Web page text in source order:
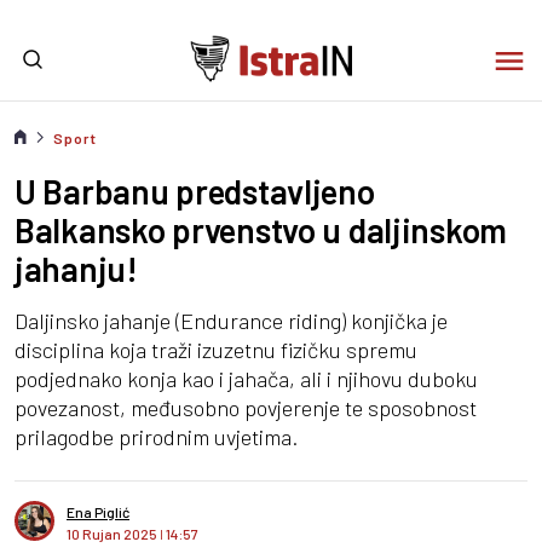
Sport
U Barbanu predstavljeno
Balkansko prvenstvo u daljinskom
jahanju!
Daljinsko jahanje (Endurance riding) konjička je
disciplina koja traži izuzetnu fizičku spremu
podjednako konja kao i jahača, ali i njihovu duboku
povezanost, međusobno povjerenje te sposobnost
prilagodbe prirodnim uvjetima.
Ena Piglić
10 Rujan 2025 I 14:57